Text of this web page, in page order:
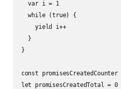
  var i = 1
  while (true) {
    yield i++
  }
}
const promisesCreatedCounter
let promisesCreatedTotal = 0